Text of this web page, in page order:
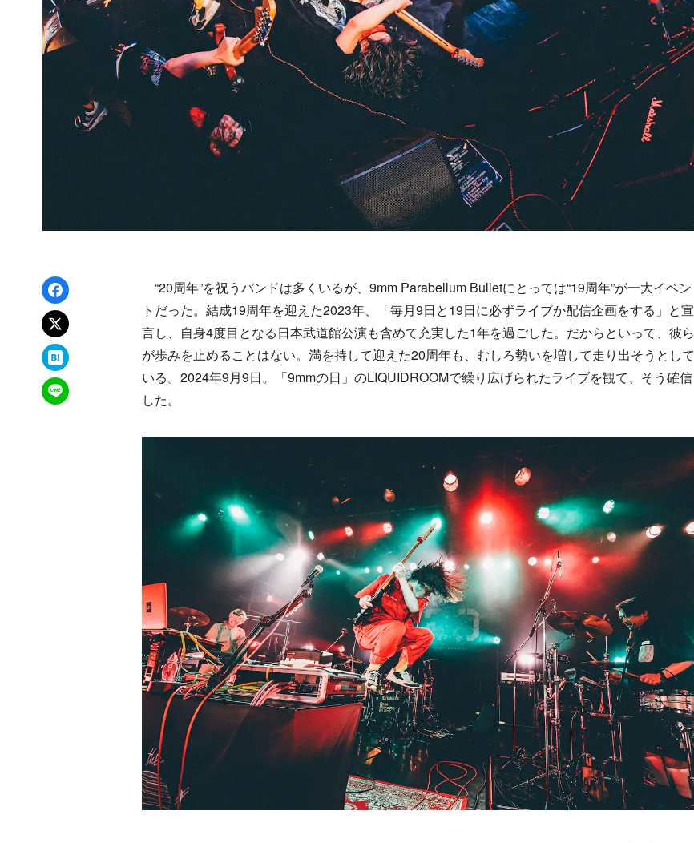
Facebookでシェア
xでポスト
はてなブックマーク
LINEで送る
“20周年”を祝うバンドは多くいるが、9mm Parabellum Bulletにとっては“19周年”が一大イベン
トだった。結成19周年を迎えた2023年、「毎月9日と19日に必ずライブか配信企画をする」と宣
言し、自身4度目となる日本武道館公演も含めて充実した1年を過ごした。だからといって、彼ら
が歩みを止めることはない。満を持して迎えた20周年も、むしろ勢いを増して走り出そうとして
いる。2024年9月9日。「9mmの日」のLIQUIDROOMで繰り広げられたライブを観て、そう確信
した。